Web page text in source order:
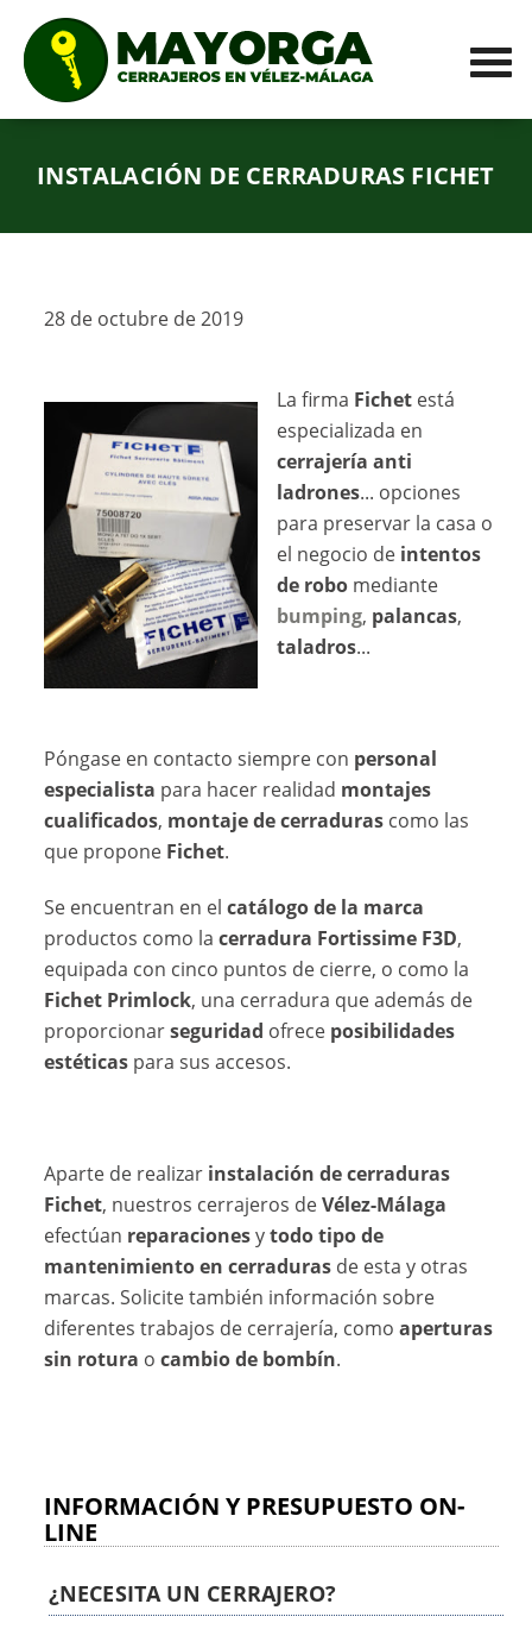
INSTALACIÓN DE CERRADURAS FICHET
28 de octubre de 2019
La firma Fichet está
especializada en
cerrajería anti
ladrones... opciones
para preservar la casa o
el negocio de intentos
de robo mediante
bumping, palancas,
taladros...
Póngase en contacto siempre con personal
especialista para hacer realidad montajes
cualificados, montaje de cerraduras como las
que propone Fichet.
Se encuentran en el catálogo de la marca
productos como lacerradura Fortissime F3D,
equipada con cinco puntos de cierre, o como la
Fichet Primlock, una cerradura que además de
proporcionarseguridad ofrece posibilidades
estéticas para sus accesos.
Aparte de realizar instalación de cerraduras
Fichet, nuestros cerrajeros deVélez-Málaga
efectúan reparacionesytodo tipo de
mantenimiento en cerraduras de esta y otras
marcas. Solicite también información sobre
diferentes trabajos de cerrajería, comoaperturas
sin rotura ocambio de bombín.
INFORMACIÓN Y PRESUPUESTO ON-
LINE
¿NECESITA UN CERRAJERO?